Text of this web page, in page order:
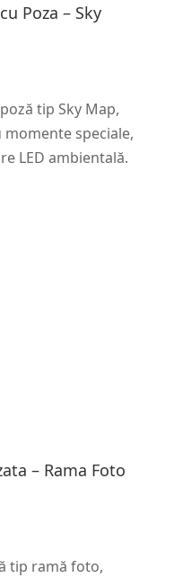
Poza – Sky
tip Sky Map,
speciale,
LED ambientală.
– Rama Foto
tip ramă foto,